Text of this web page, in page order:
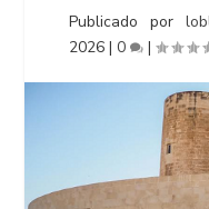
Publicado por
2026 |0 |